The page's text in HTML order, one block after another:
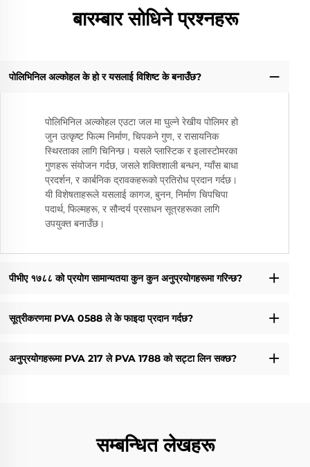
बारम्बार सोधिने प्रश्नहरू
पोलिभिनिल अल्कोहल के हो र यसलाई विशिष्ट के बनाउँछ?
पोलिभिनिल अल्कोहल एउटा जल मा घुल्ने रेखीय पोलिमर हो
जुन उत्कृष्ट फिल्म निर्माण, चिपकने गुण, र रासायनिक
स्थिरताका लागि चिनिन्छ। यसले प्लास्टिक र इलास्टोमरका
गुणहरू संयोजन गर्दछ, जसले शक्तिशाली बन्धन, ग्याँस बाधा
प्रदर्शन, र कार्बनिक द्रावकहरूको प्रतिरोध प्रदान गर्दछ।
यी विशेषताहरूले यसलाई कागज, बुनन, निर्माण चिपचिपा
पदार्थ, फिल्महरू, र सौन्दर्य प्रसाधन सूत्रहरूका लागि
उपयुक्त बनाउँछ।
पीभीए १७८८ को प्रयोग सामान्यतया कुन कुन अनुप्रयोगहरूमा गरिन्छ?
सूत्रीकरणमा PVA 0588 ले के फाइदा प्रदान गर्दछ?
अनुप्रयोगहरूमा PVA 217 ले PVA 1788 को सट्टा लिन सक्छ?
सम्बन्धित लेखहरू